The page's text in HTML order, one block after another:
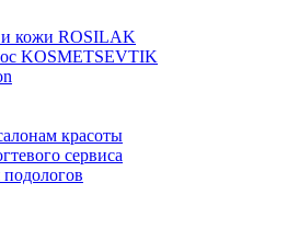
и кожи ROSILAK
KOSMETSEVTIK
красоты
сервиса